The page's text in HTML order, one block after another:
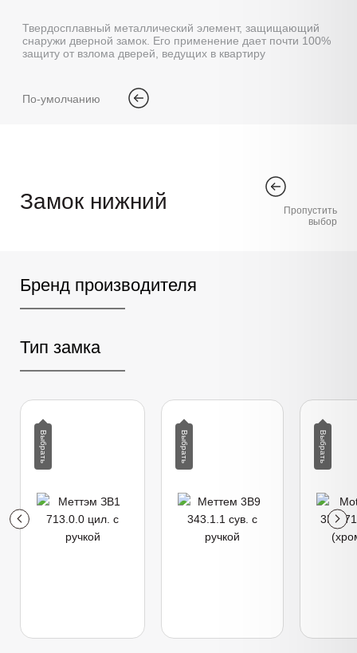
Твердосплавный металлический элемент, защищающий
снаружи дверной замок. Его применение дает почти 100%
защиту от взлома дверей, ведущих в квартиру
По-умолчанию
Замок нижний
Пропустить
выбор
Бренд производителя
Тип замка